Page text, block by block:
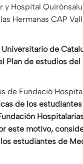
Hospital
Hermanas CAP
de
Plan de estudios
de Fundació
de los
este motivo,
estudiantes de